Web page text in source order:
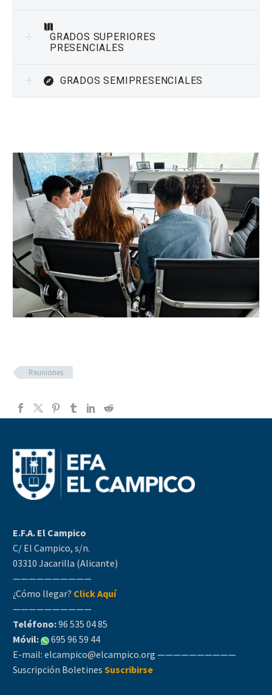
GRADOS SUPERIORES
PRESENCIALES
GRADOS SEMIPRESENCIALES
Reuniones
E.F.A. El Campico
C/ El Campico, s/n.
03310 Jacarilla (Alicante)
——————————
¿Cómo llegar? Click Aquí
——————————
Teléfono:96 535 04 85
Móvil:
695 96 59 44
E-mail: elcampico@elcampico.org ——————————
Suscripción Boletines Suscribirse